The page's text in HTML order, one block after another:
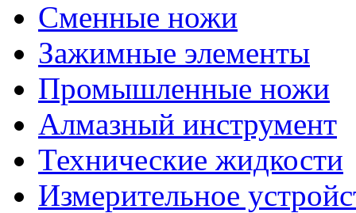
Сменные ножи
Зажимные элементы
Промышленные ножи
Алмазный инструмент
Технические жидкости
Измерительное